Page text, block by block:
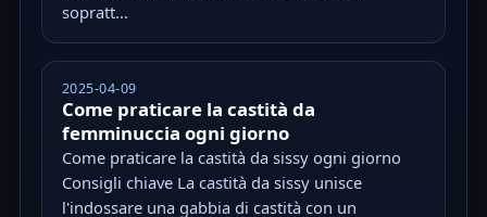
sopratt...
2025-04-09
Come praticare la castità da
femminuccia ogni giorno
Come praticare la castità da sissy ogni giorno
Consigli chiave La castità da sissy unisce
l'indossare una gabbia di castità con un